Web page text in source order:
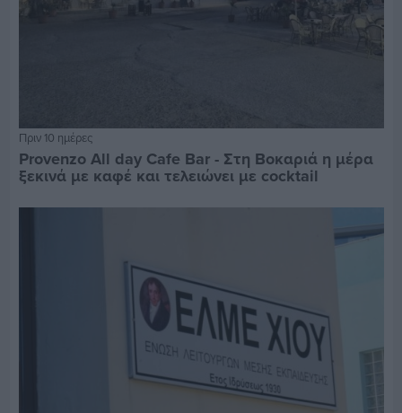
Πριν 10 ημέρες
Provenzo All day Cafe Bar - Στη Βοκαριά η μέρα
ξεκινά με καφέ και τελειώνει με cocktail